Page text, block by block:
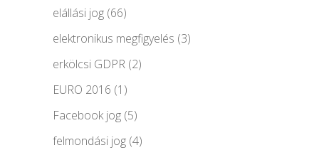
elállási jog (66)
elektronikus megfigyelés (3)
erkölcsi GDPR (2)
EURO 2016 (1)
Facebook jog (5)
felmondási jog (4)